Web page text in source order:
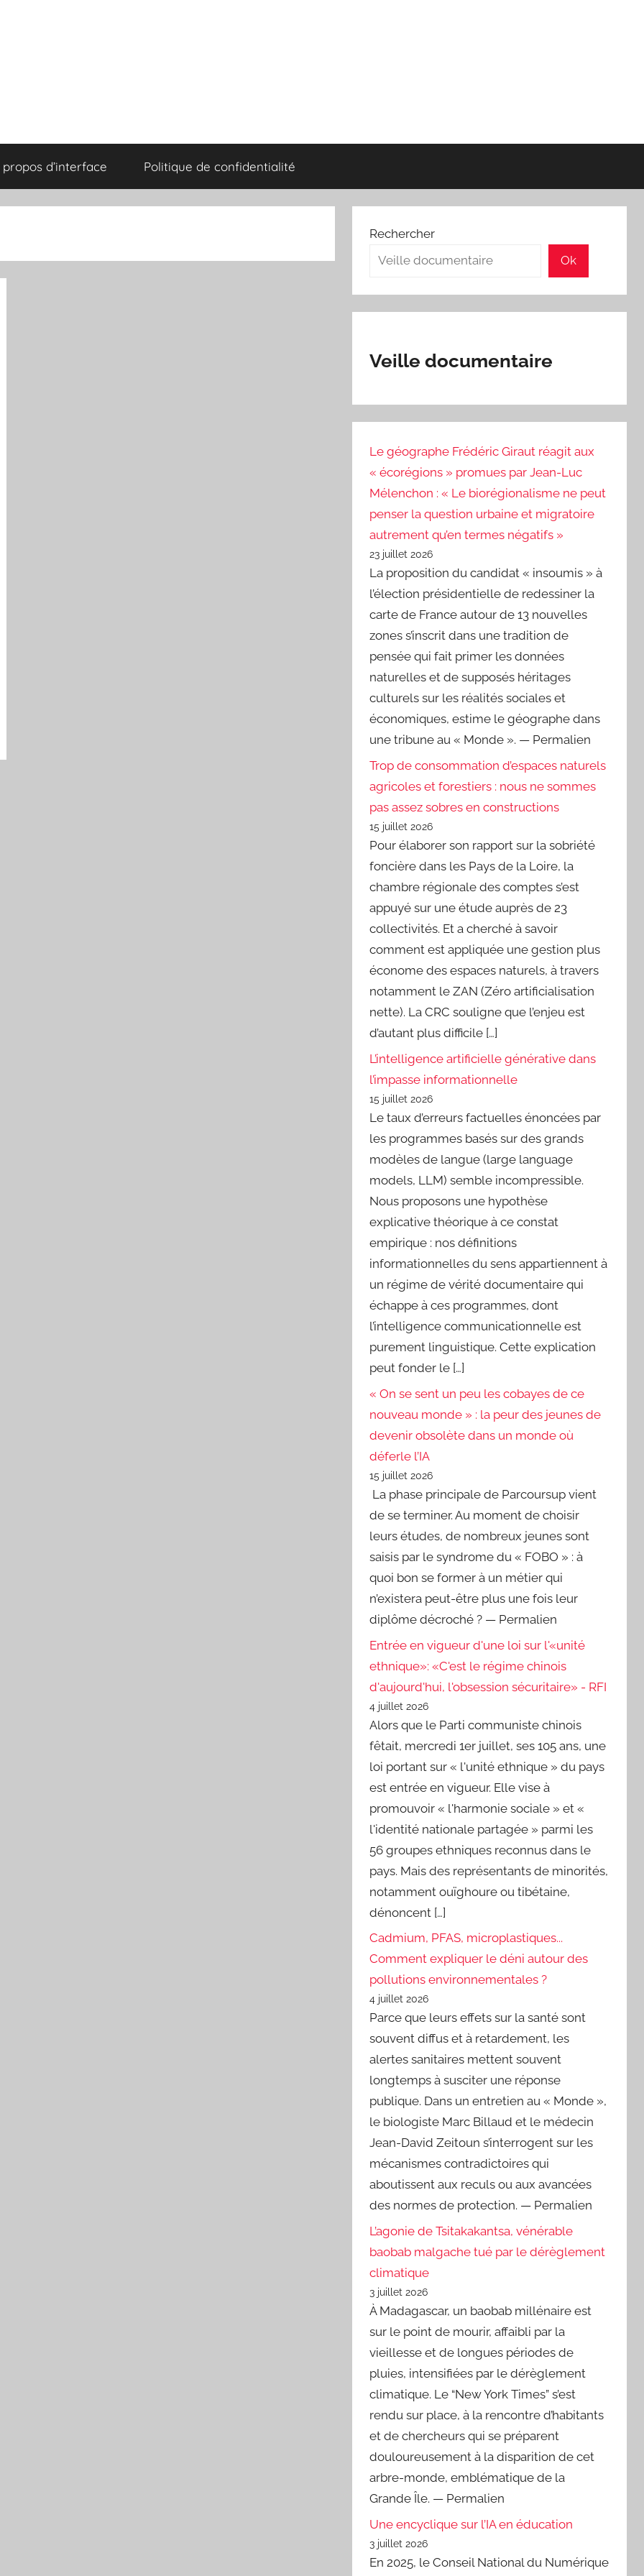
propos d’interface Politique de confidentialité
Rechercher
Ok
Veille documentaire
Le géographe Frédéric Giraut réagit aux
« écorégions » promues par Jean-Luc
Mélenchon : « Le biorégionalisme ne peut
penser la question urbaine et migratoire
autrement qu’en termes négatifs »
23 juillet 2026
La proposition du candidat « insoumis » à
l’élection présidentielle de redessiner la
carte de France autour de 13 nouvelles
zones s’inscrit dans une tradition de
pensée qui fait primer les données
naturelles et de supposés héritages
culturels sur les réalités sociales et
économiques, estime le géographe dans
une tribune au « Monde ». — Permalien
Trop de consommation d’espaces naturels
agricoles et forestiers : nous ne sommes
pas assez sobres en constructions
15 juillet 2026
Pour élaborer son rapport sur la sobriété
foncière dans les Pays de la Loire, la
chambre régionale des comptes s’est
appuyé sur une étude auprès de 23
collectivités. Et a cherché à savoir
comment est appliquée une gestion plus
économe des espaces naturels, à travers
notamment le ZAN (Zéro artificialisation
nette). La CRC souligne que l’enjeu est
d’autant plus difficile […]
L’intelligence artificielle générative dans
l’impasse informationnelle
15 juillet 2026
Le taux d’erreurs factuelles énoncées par
les programmes basés sur des grands
modèles de langue (large language
models, LLM) semble incompressible.
Nous proposons une hypothèse
explicative théorique à ce constat
empirique : nos définitions
informationnelles du sens appartiennent à
un régime de vérité documentaire qui
échappe à ces programmes, dont
l’intelligence communicationnelle est
purement linguistique. Cette explication
peut fonder le […]
« On se sent un peu les cobayes de ce
nouveau monde » : la peur des jeunes de
devenir obsolète dans un monde où
déferle l’IA
15 juillet 2026
La phase principale de Parcoursup vient
de se terminer. Au moment de choisir
leurs études, de nombreux jeunes sont
saisis par le syndrome du « FOBO » : à
quoi bon se former à un métier qui
n’existera peut-être plus une fois leur
diplôme décroché ? — Permalien
Entrée en vigueur d'une loi sur l'«unité
ethnique»: «C'est le régime chinois
d'aujourd'hui, l'obsession sécuritaire» - RFI
4 juillet 2026
Alors que le Parti communiste chinois
fêtait, mercredi 1er juillet, ses 105 ans, une
loi portant sur « l'unité ethnique » du pays
est entrée en vigueur. Elle vise à
promouvoir « l'harmonie sociale » et «
l'identité nationale partagée » parmi les
56 groupes ethniques reconnus dans le
pays. Mais des représentants de minorités,
notamment ouïghoure ou tibétaine,
dénoncent […]
Cadmium, PFAS, microplastiques...
Comment expliquer le déni autour des
pollutions environnementales ?
4 juillet 2026
Parce que leurs effets sur la santé sont
souvent diffus et à retardement, les
alertes sanitaires mettent souvent
longtemps à susciter une réponse
publique. Dans un entretien au « Monde »,
le biologiste Marc Billaud et le médecin
Jean-David Zeitoun s’interrogent sur les
mécanismes contradictoires qui
aboutissent aux reculs ou aux avancées
des normes de protection. — Permalien
L’agonie de Tsitakakantsa, vénérable
baobab malgache tué par le dérèglement
climatique
3 juillet 2026
À Madagascar, un baobab millénaire est
sur le point de mourir, affaibli par la
vieillesse et de longues périodes de
pluies, intensifiées par le dérèglement
climatique. Le “New York Times” s’est
rendu sur place, à la rencontre d’habitants
et de chercheurs qui se préparent
douloureusement à la disparition de cet
arbre-monde, emblématique de la
Grande Île. — Permalien
Une encyclique sur l’IA en éducation
3 juillet 2026
En 2025, le Conseil National du Numérique